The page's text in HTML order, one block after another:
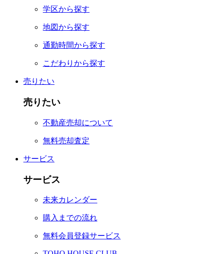
学区から探す
地図から探す
通勤時間から探す
こだわりから探す
売りたい
売りたい
不動産売却について
無料売却査定
サービス
サービス
未来カレンダー
購入までの流れ
無料会員登録サービス